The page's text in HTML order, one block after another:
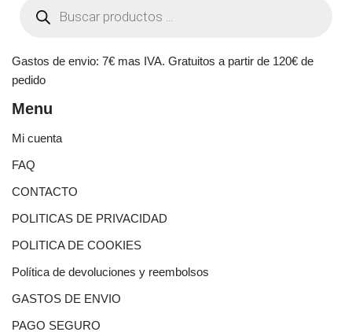
Gastos de envio: 7€ mas IVA. Gratuitos a partir de 120€ de
pedido
Menu
Mi cuenta
FAQ
CONTACTO
POLITICAS DE PRIVACIDAD
POLITICA DE COOKIES
Política de devoluciones y reembolsos
GASTOS DE ENVIO
PAGO SEGURO